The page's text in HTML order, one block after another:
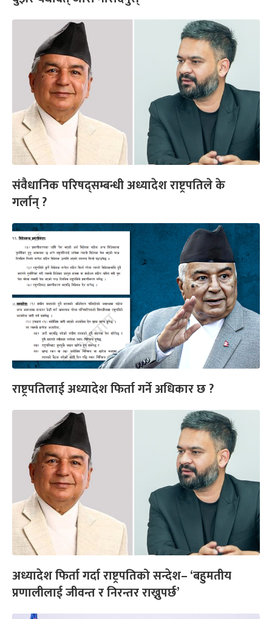
संवैधानिक परिषद्सम्बन्धी अध्यादेश राष्ट्रपतिले के
गर्लान् ?
राष्ट्रपतिलाई अध्यादेश फिर्ता गर्ने अधिकार छ ?
अध्यादेश फिर्ता गर्दा राष्ट्रपतिको सन्देश– ‘बहुमतीय
प्रणालीलाई जीवन्त र निरन्तर राख्नुपर्छ’